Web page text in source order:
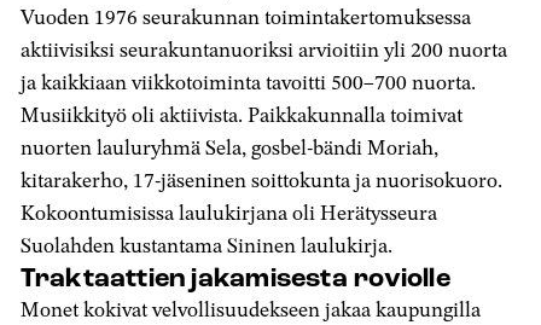
Vuoden 1976 seurakunnan toimintakertomuksessa
aktiivisiksi seurakuntanuoriksi arvioitiin yli 200 nuorta
ja kaikkiaan viikkotoiminta tavoitti 500–700 nuorta.
Musiikkityö oli aktiivista. Paikkakunnalla toimivat
nuorten lauluryhmä Sela, gosbel-bändi Moriah,
kitarakerho, 17-jäseninen soittokunta ja nuorisokuoro.
Kokoontumisissa laulukirjana oli Herätysseura
Suolahden kustantama Sininen laulukirja.
Traktaattien jakamisesta roviolle
Monet kokivat velvollisuudekseen jakaa kaupungilla